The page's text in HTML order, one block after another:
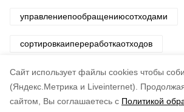
Cайт использует файлы cookies чтобы
(Яндекс.Метрика и Liveinternet).
сайтом, Вы соглашаетесь с Политикой
управлениепообращениюсотходами
сортировкаипереработкаотходов
захоронениенаполигонах